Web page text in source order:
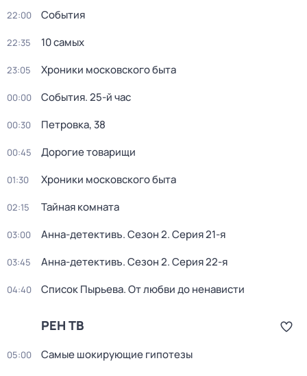
22:00 События
22:35 10 самых
23:05 Хроники московского быта
00:00 События. 25-й час
00:30 Петровка, 38
00:45 Дорогие товарищи
01:30 Хроники московского быта
02:15 Тайная комната
03:00 Анна-детективъ. Сезон 2. Серия 21-я
03:45 Анна-детективъ. Сезон 2. Серия 22-я
04:40 Список Пырьева. От любви до ненависти
РЕН ТВ
05:00 Самые шoкиpующие гипотезы